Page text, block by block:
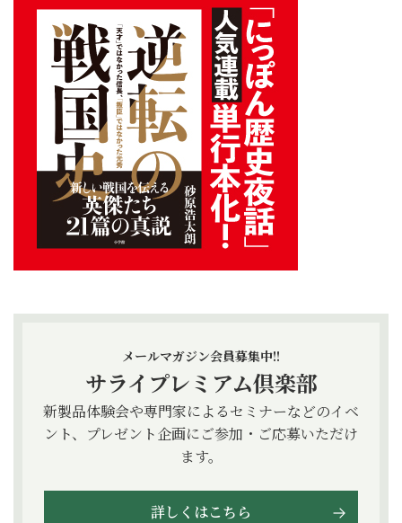
メールマガジン会員募集中!!
サライプレミアム倶楽部
新製品体験会や専門家によるセミナーなどのイベ
ント、プレゼント企画にご参加・ご応募いただけ
ます。
詳しくはこちら